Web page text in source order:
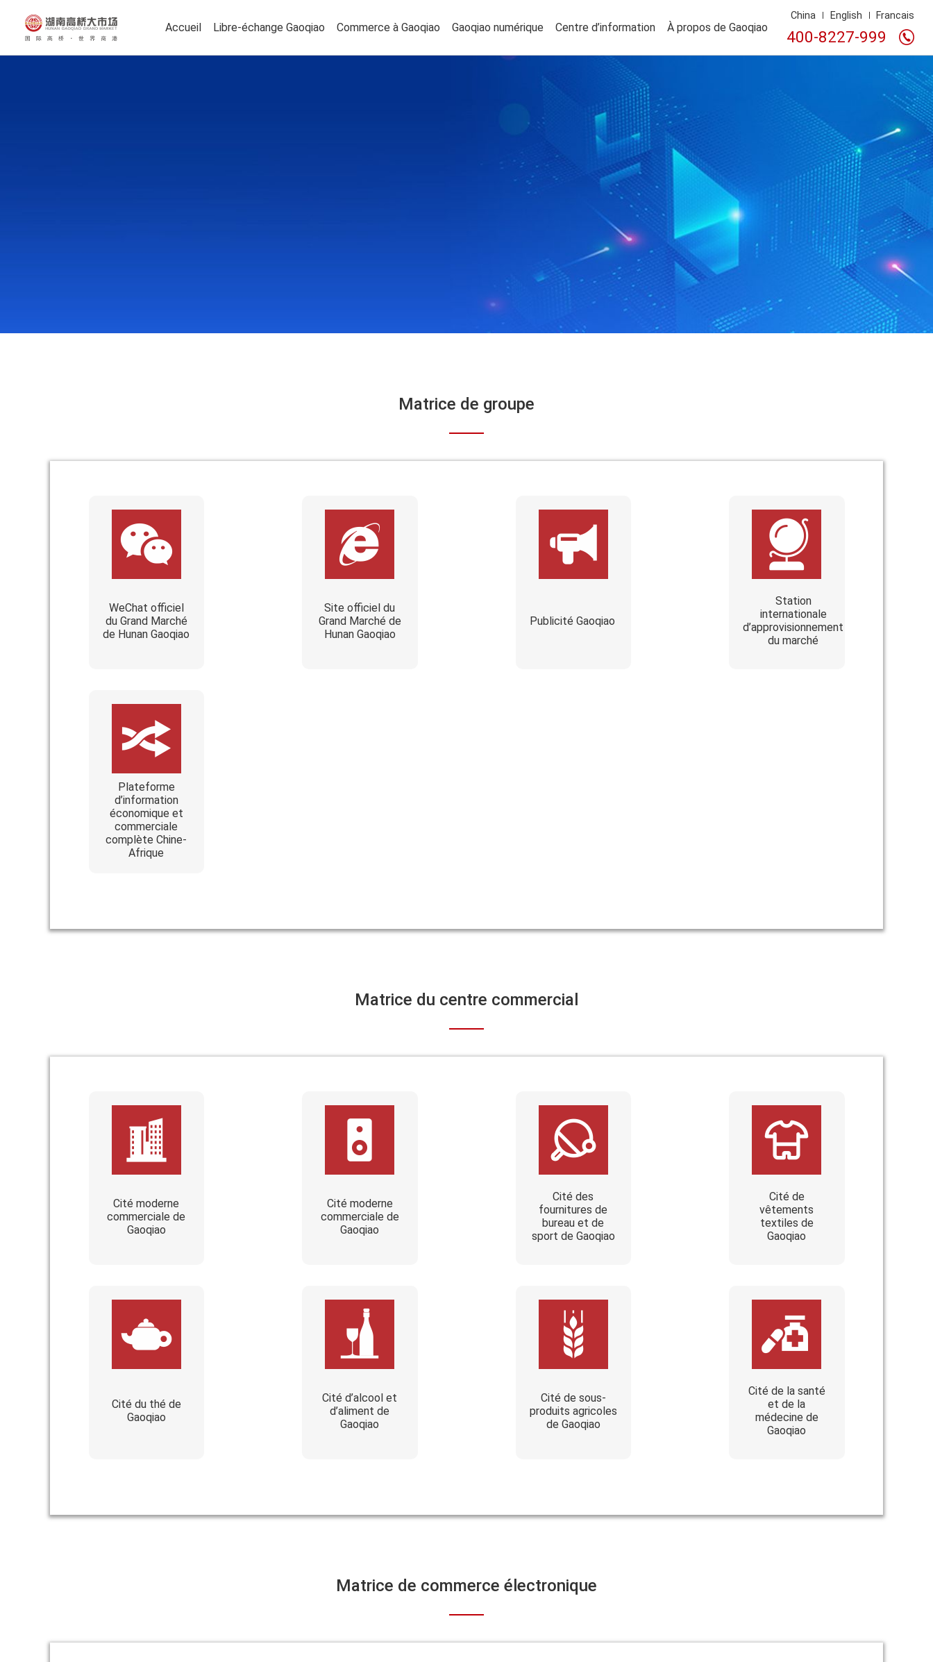
Accueil Libre-échange Gaoqiao Commerce à Gaoqiao Gaoqiao numérique Centre d’information À propos de Gaoqiao
China English Francais
400-8227-999
Matrice de groupe
WeChat officiel
du Grand Marché
de Hunan Gaoqiao
Site officiel du
Grand Marché de
Hunan Gaoqiao
Publicité Gaoqiao
Station
internationale
d’approvisionnement
du marché
Plateforme
d’information
économique et
commerciale
complète Chine-
Afrique
Matrice du centre commercial
Cité moderne
commerciale de
Gaoqiao
Cité moderne
commerciale de
Gaoqiao
Cité des
fournitures de
bureau et de
sport de Gaoqiao
Cité de
vêtements
textiles de
Gaoqiao
Cité du thé de
Gaoqiao
Cité d’alcool et
d’aliment de
Gaoqiao
Cité de sous-
produits agricoles
de Gaoqiao
Cité de la santé
et de la
médecine de
Gaoqiao
Matrice de commerce électronique